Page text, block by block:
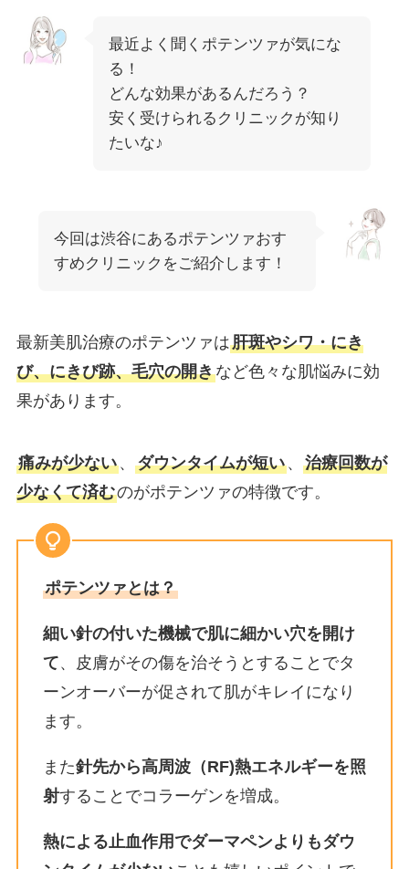
最近よく聞くポテンツァが気にな
る！
どんな効果があるんだろう？
安く受けられるクリニックが知り
たいな♪
今回は渋谷にあるポテンツァおす
すめクリニックをご紹介します！
最新美肌治療のポテンツァは肝斑やシワ・にき
び、にきび跡、毛穴の開きなど色々な肌悩みに効
果があります。
痛みが少ない、 ダウンタイムが短い、 治療回数が
少なくて済むのがポテンツァの特徴です。
ポテンツァとは？
細い針の付いた機械で肌に細かい穴を開け
て、皮膚がその傷を治そうとすることでタ
ーンオーバーが促されて肌がキレイになり
ます。
また針先から高周波（RF)熱エネルギーを照
射することでコラーゲンを増成。
熱による止血作用でダーマペンよりもダウ